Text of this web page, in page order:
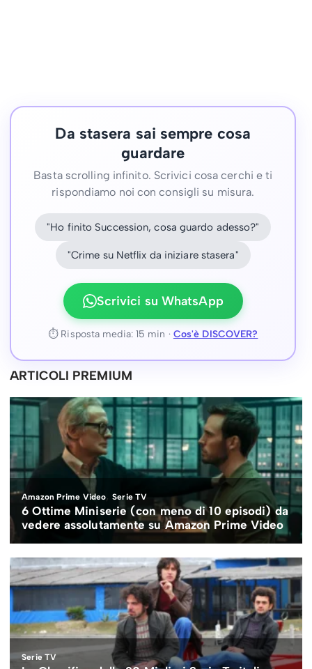
Da stasera sai sempre cosa
guardare
Basta scrolling infinito. Scrivici cosa cerchi e ti
rispondiamo noi con consigli su misura.
"Ho finito Succession, cosa guardo adesso?"
"Crime su Netflix da iniziare stasera"
Scrivici su WhatsApp
⏱ Risposta media: 15 min · Cos'è DISCOVER?
ARTICOLI PREMIUM